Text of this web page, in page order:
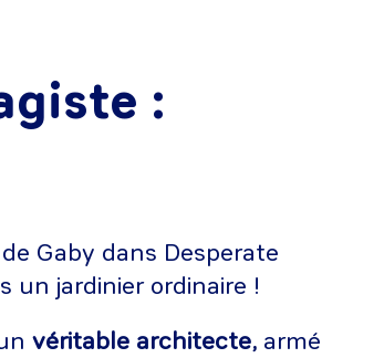
:
Gaby dans Desperate
un jardinier ordinaire !
véritable architecte, armé